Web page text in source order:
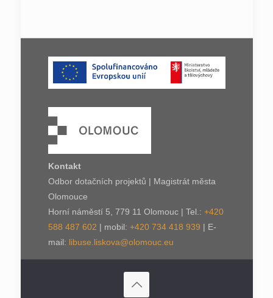
Kontakt
Odbor dotačních projektů | Magistrát města
Olomouce
Horní náměstí 5, 779 11 Olomouc | Tel.: +420
588 487 602 | mobil: +420 734 418 939 | E-
mail: libuse.liskova@olomouc.eu